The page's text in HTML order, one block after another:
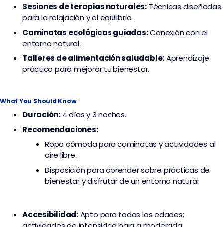
Sesiones de terapias naturales: Técnicas diseñadas
para la relajación y el equilibrio.
Caminatas ecológicas guiadas:Conexión con el
entorno natural.
Talleres de alimentación saludable:Aprendizaje
práctico para mejorar tu bienestar.
What You Should Know
Duración:4 días y 3 noches.
Recomendaciones:
Ropa cómoda para caminatas y actividades al
aire libre.
Disposición para aprender sobre prácticas de
bienestar y disfrutar de un entorno natural.
Accesibilidad:Apto para todas las edades;